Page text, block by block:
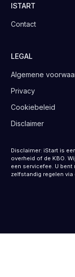
ISTART
Contact
LEGAL
Algemene
Privacy
Cookiebeleid
Disclaimer
Disclaimer: iStart is
overheid of de KBO.
een servicefee. U
zelfstandig regelen